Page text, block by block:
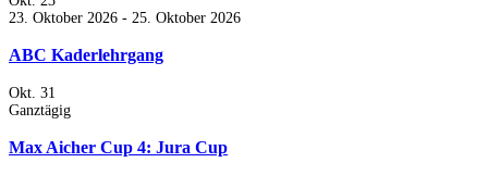
23. Oktober 2026 - 25. Oktober 2026
ABC Kaderlehrgang
Okt. 31
Ganztägig
Max Aicher Cup 4: Jura Cup